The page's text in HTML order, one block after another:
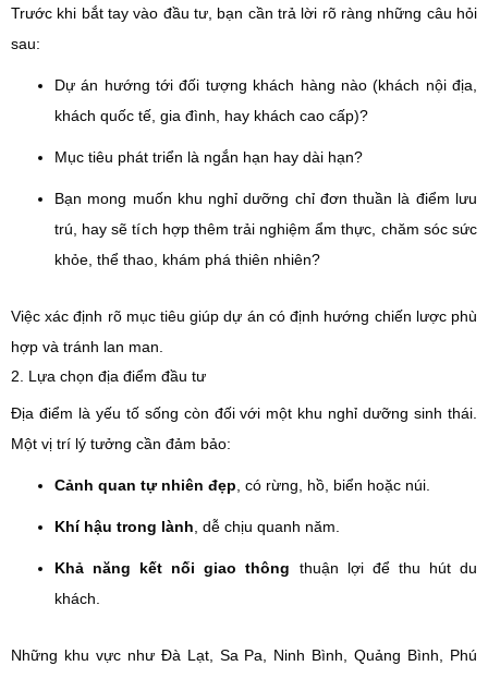
Trước khi bắt tay vào đầu tư, bạn cần trả lời rõ ràng những câu hỏi
sau:
Dự án hướng tới đối tượng khách hàng nào (khách nội địa,
khách quốc tế, gia đình, hay khách cao cấp)?
Mục tiêu phát triển là ngắn hạn hay dài hạn?
Bạn mong muốn khu nghỉ dưỡng chỉ đơn thuần là điểm lưu
trú, hay sẽ tích hợp thêm trải nghiệm ẩm thực, chăm sóc sức
khỏe, thể thao, khám phá thiên nhiên?
Việc xác định rõ mục tiêu giúp dự án có định hướng chiến lược phù
hợp và tránh lan man.
2. Lựa chọn địa điểm đầu tư
Địa điểm là yếu tố sống còn đối với một khu nghỉ dưỡng sinh thái.
Một vị trí lý tưởng cần đảm bảo:
Cảnh quan tự nhiên đẹp , có rừng, hồ, biển hoặc núi.
Khí hậu trong lành , dễ chịu quanh năm.
Khả năng kết nối giao thông thuận lợi để thu hút du
khách.
Những khu vực như Đà Lạt, Sa Pa, Ninh Bình, Quảng Bình, Phú